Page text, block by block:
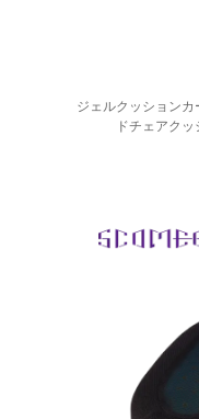
ジェルクッション
ドチェアク